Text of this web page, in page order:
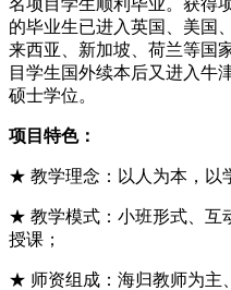
的毕业生已进入英国、美国
来西亚、新加坡、荷兰等国
目学生国外续本后又进入牛
硕士学位。
项目特色：
★ 教学理念：以人为本，以
★ 教学模式：小班形式、互
授课；
★ 师资组成：海归教师为主